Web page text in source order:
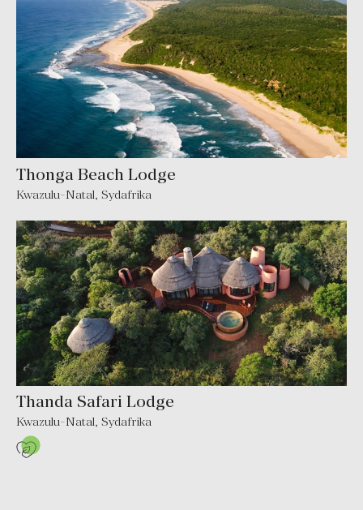
Thonga Beach Lodge
Kwazulu-Natal, Sydafrika
Thanda Safari Lodge
Kwazulu-Natal, Sydafrika